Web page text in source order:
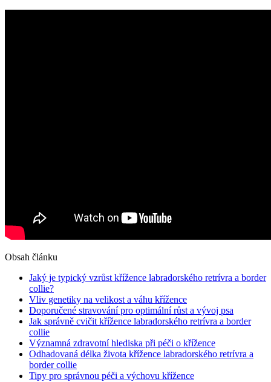
Obsah článku
Jaký je typický vzrůst křížence labradorského retrívra a border
collie?
Vliv genetiky na velikost a váhu křížence
Doporučené stravování pro optimální růst a vývoj psa
Jak správně cvičit křížence labradorského retrívra a border
collie
Významná zdravotní hlediska při péči o křížence
Odhadovaná délka života křížence labradorského retrívra a
border collie
Tipy pro správnou péči a výchovu křížence